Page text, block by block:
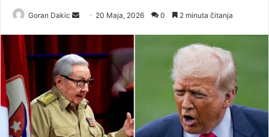
Goran Dakic
d
a
n
e
m
a
20 Maja, 2026 0 2 minuta čitanja